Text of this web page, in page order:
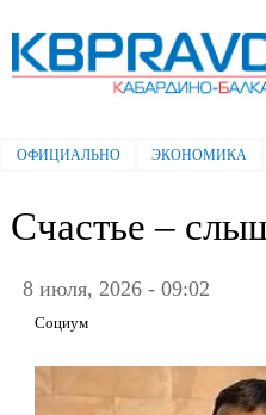
Электронная газета
Балкарская правда"
Главное меню
ОФИЦИАЛЬНО ЭКОНОМИКА
Счастье –
8 июля, 2026 - 09:02
Социум